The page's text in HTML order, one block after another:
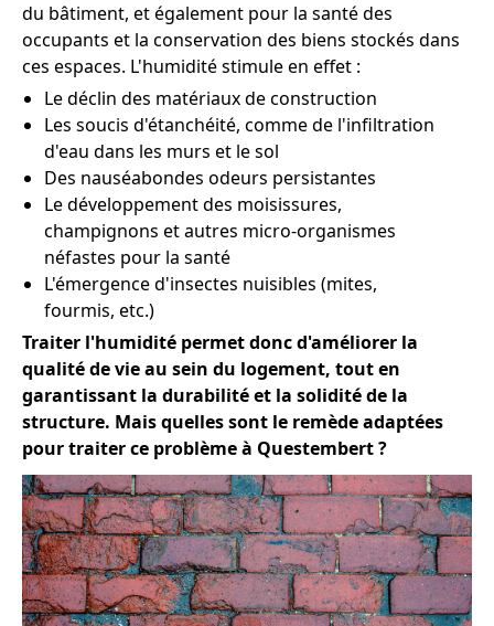
du bâtiment, et également pour la santé des
occupants et la conservation des biens stockés dans
ces espaces. L'humidité stimule en effet :
Le déclin des matériaux de construction
Les soucis d'étanchéité, comme de l'infiltration
d'eau dans les murs et le sol
Des nauséabondes odeurs persistantes
Le développement des moisissures,
champignons et autres micro-organismes
néfastes pour la santé
L'émergence d'insectes nuisibles (mites,
fourmis, etc.)
Traiter l'humidité permet donc d'améliorer la
qualité de vie au sein du logement, tout en
garantissant la durabilité et la solidité de la
structure. Mais quelles sont le remède adaptées
pour traiter ce problème à Questembert ?